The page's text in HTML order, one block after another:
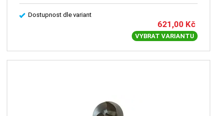
Dostupnost dle variant
621,00 Kč
VYBRAT VARIANTU